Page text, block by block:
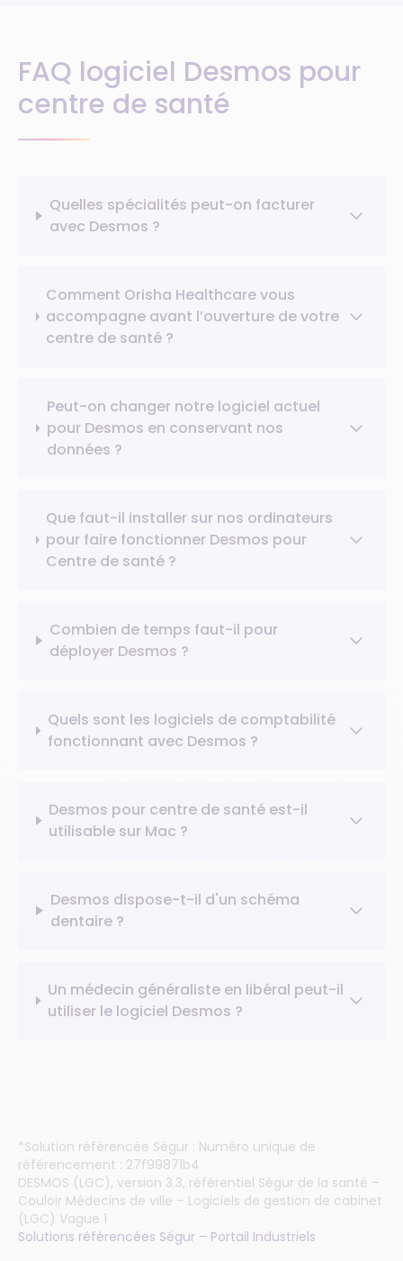
FAQ logiciel Desmos pour
centre de santé
Quelles spécialités peut-on facturer
avec Desmos ?
Comment Orisha Healthcare vous
accompagne avant l’ouverture de votre
centre de santé ?
Peut-on changer notre logiciel actuel
pour Desmos en conservant nos
données ?
Que faut-il installer sur nos ordinateurs
pour faire fonctionner Desmos pour
Centre de santé ?
Combien de temps faut-il pour
déployer Desmos ?
Quels sont les logiciels de comptabilité
fonctionnant avec Desmos ?
Desmos pour centre de santé est-il
utilisable sur Mac ?
Desmos dispose-t-il d'un schéma
dentaire ?
Un médecin généraliste en libéral peut-il
utiliser le logiciel Desmos ?
*Solution référencée Ségur : Numéro unique de
référencement : 27f99871b4
DESMOS (LGC), version 3.3, référentiel Ségur de la santé –
Couloir Médecins de ville – Logiciels de gestion de cabinet
(LGC) Vague 1
Solutions référencées Ségur – Portail Industriels